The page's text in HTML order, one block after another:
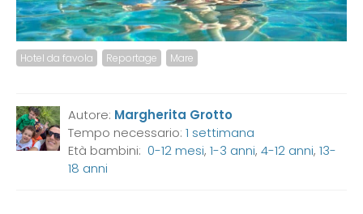
Hotel da favola Reportage Mare
Autore: Margherita Grotto
Tempo necessario:1 settimana
Età bambini:0-12 mesi,1-3 anni,4-12 anni,13-
18 anni